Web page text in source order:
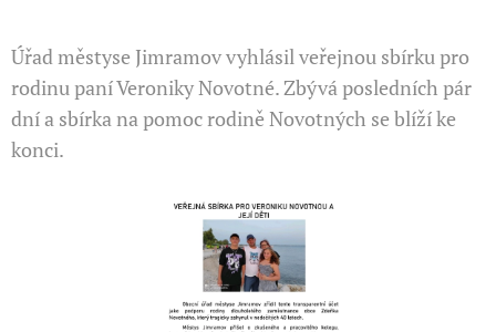
Úřad městyse Jimramov vyhlásil veřejnou sbírku pro
rodinu paní Veroniky Novotné. Zbývá posledních pár
dní a sbírka na pomoc rodině Novotných se blíží ke
konci.